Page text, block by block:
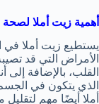
أهمية زيت أملا لصحة
يستطيع زيت أملا في
الأمراض التي قد
القلب، بالإضافة
الذي يتكون في
أملا أيضًا مهم